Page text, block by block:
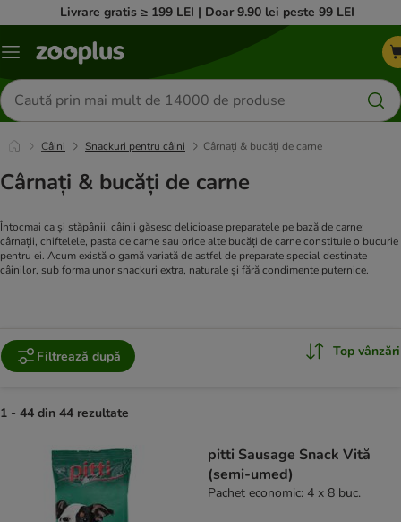
Livrare gratis ≥ 199 LEI | Doar 9.90 lei peste 99 LEI
Categorii
Căutare
produse
Câini Snackuri pentru câini Cârnați & bucăți de carne
Cârnați & bucăți de carne
Întocmai ca și stăpânii, câinii găsesc delicioase preparatele pe bază de carne:
cârnații, chiftelele, pasta de carne sau orice alte bucăți de carne constituie o bucurie
pentru ei. Acum există o gamă variată de astfel de preparate special destinate
câinilor, sub forma unor snackuri extra, naturale și fără condimente puternice.
Filtrează după Top vânzări
1 - 44 din 44 rezultate
pitti Sausage Snack Vită
(semi-umed)
Pachet economic: 4 x 8 buc.